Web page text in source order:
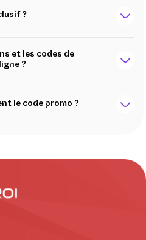
?
et les codes de
?
le code promo ?